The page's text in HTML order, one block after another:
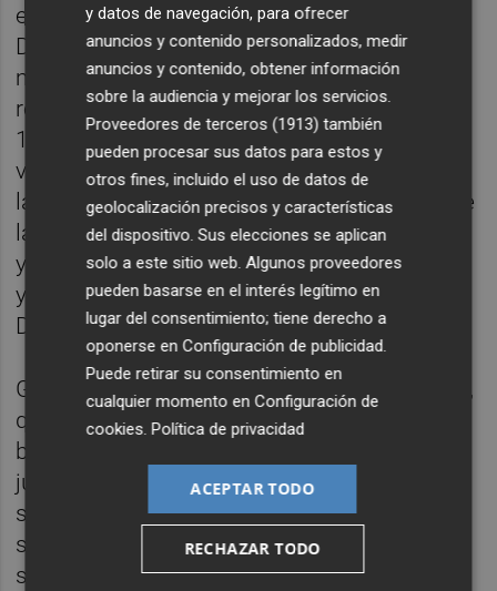
el centro de la defensa, si sale el francés
Diakhaby, pero este es un nombre de entre
muchos otros que se están barajando. El
rendimiento de este americano-holandés de
19 años ha sido muy bueno y su contrato
vence en el 2020: con buena presencia en
las dos áreas, tiene la posibilidad de jugar de
lateral izquierdo (como demanda Marcelino)
y tiene buena altura. Lo malo es que el Ajax
ya le tiene casi convencido para sustituir a
De Ligt si este se marcha.
Gusta también el danés Andreas Skov Olsen,
que puede jugar en cualquiera de las dos
bandas, como extremo o como interior. Su
juventud (18 años) así como su rendimiento
son dos valores en alza dentro de la
secretaría técnica del club y su coste no
sería muy elevado, aunque ya se dice que el
y datos de navegación, para ofrecer
anuncios y contenido personalizados, medir
anuncios y contenido, obtener información
sobre la audiencia y mejorar los servicios.
Proveedores de terceros (1913) también
pueden procesar sus datos para estos y
otros fines, incluido el uso de datos de
geolocalización precisos y características
del dispositivo. Sus elecciones se aplican
solo a este sitio web. Algunos proveedores
pueden basarse en el interés legítimo en
lugar del consentimiento; tiene derecho a
oponerse enConfiguración de publicidad
Puede retirar su consentimiento en
cualquier momento enConfiguración de
cookies .Política de privacidad
ACEPTAR TODO
RECHAZAR TODO